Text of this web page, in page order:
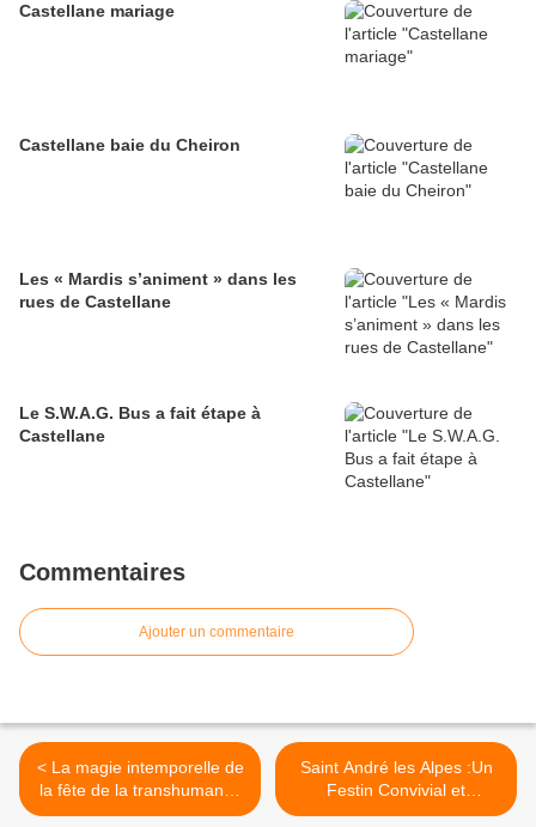
Castellane mariage
Castellane baie du Cheiron
Les « Mardis s’animent » dans les
rues de Castellane
Le S.W.A.G. Bus a fait étape à
Castellane
Commentaires
Ajouter un commentaire
< La magie intemporelle de
la fête de la transhumance
à Castellane
Saint André les Alpes :Un
Festin Convivial et
Chaleureux : Le Roudoulet